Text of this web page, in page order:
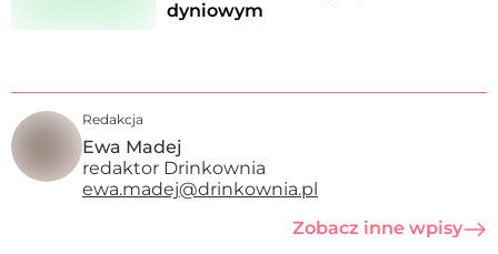
dyniowym
Redakcja
Ewa Madej
redaktor Drinkownia
ewa.madej@drinkownia.pl
Zobacz inne wpisy